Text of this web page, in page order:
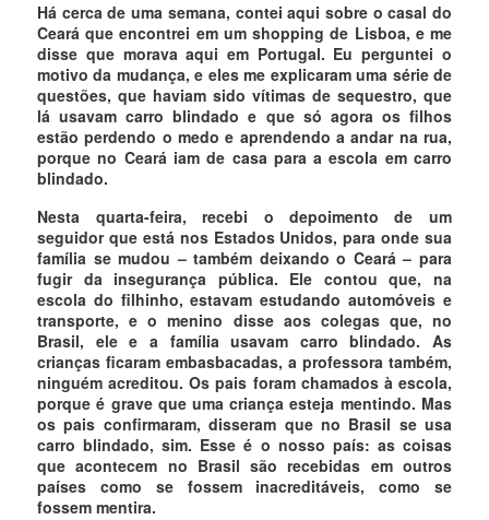
Há cerca de uma semana, contei aqui sobre o casal do
Ceará que encontrei em um shopping de Lisboa, e me
disse que morava aqui em Portugal. Eu perguntei o
motivo da mudança, e eles me explicaram uma série de
questões, que haviam sido vítimas de sequestro, que
lá usavam carro blindado e que só agora os filhos
estão perdendo o medo e aprendendo a andar na rua,
porque no Ceará iam de casa para a escola em carro
blindado.
Nesta quarta-feira, recebi o depoimento de um
seguidor que está nos Estados Unidos, para onde sua
família se mudou – também deixando o Ceará – para
fugir da insegurança pública. Ele contou que, na
escola do filhinho, estavam estudando automóveis e
transporte, e o menino disse aos colegas que, no
Brasil, ele e a família usavam carro blindado. As
crianças ficaram embasbacadas, a professora também,
ninguém acreditou. Os pais foram chamados à escola,
porque é grave que uma criança esteja mentindo. Mas
os pais confirmaram, disseram que no Brasil se usa
carro blindado, sim. Esse é o nosso país: as coisas
que acontecem no Brasil são recebidas em outros
países como se fossem inacreditáveis, como se
fossem mentira.